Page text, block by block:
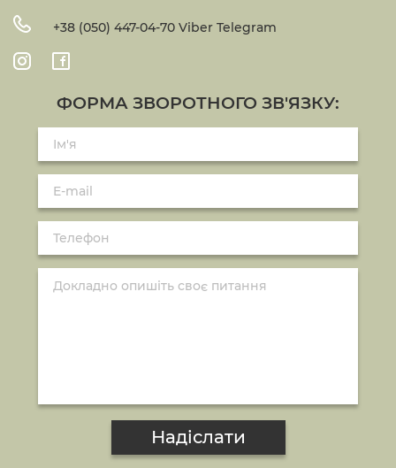
+38 (050) 447-04-70 Viber Telegram
ФОРМА ЗВОРОТНОГО ЗВ'ЯЗКУ:
Надіслати